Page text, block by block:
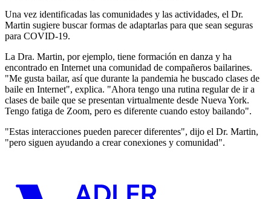
Una vez identificadas las comunidades y las actividades, el Dr.
Martin sugiere buscar formas de adaptarlas para que sean seguras
para COVID-19.
La Dra. Martin, por ejemplo, tiene formación en danza y ha
encontrado en Internet una comunidad de compañeros bailarines.
"Me gusta bailar, así que durante la pandemia he buscado clases de
baile en Internet", explica. "Ahora tengo una rutina regular de ir a
clases de baile que se presentan virtualmente desde Nueva York.
Tengo fatiga de Zoom, pero es diferente cuando estoy bailando".
"Estas interacciones pueden parecer diferentes", dijo el Dr. Martin,
"pero siguen ayudando a crear conexiones y comunidad".